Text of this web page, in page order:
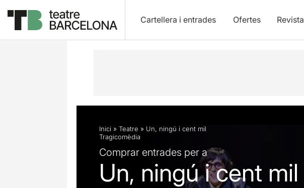
Cartellera i entrades Ofertes Revista
Descripció Fitxa artística Fotos i vídeos Opinions
Inici » Teatre » Un, ningú i cent mil
Tragicomèdia
Comprar entrades per a
Un, ningú i cent mil